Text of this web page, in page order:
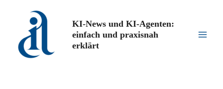
springen
KI-News und KI-Agenten:
einfach und praxisnah
erklärt